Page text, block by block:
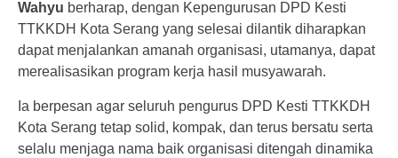
Wahyu berharap, dengan Kepengurusan DPD Kesti
TTKKDH Kota Serang yang selesai dilantik diharapkan
dapat menjalankan amanah organisasi, utamanya, dapat
merealisasikan program kerja hasil musyawarah.
Ia berpesan agar seluruh pengurus DPD Kesti TTKKDH
Kota Serang tetap solid, kompak, dan terus bersatu serta
selalu menjaga nama baik organisasi ditengah dinamika